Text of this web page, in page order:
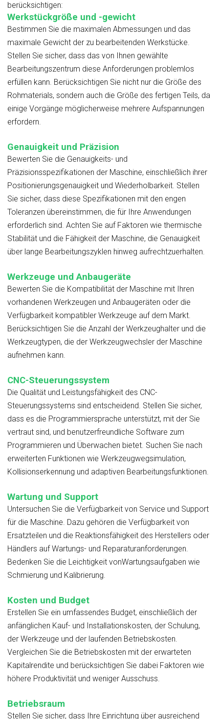
berücksichtigen:
Werkstückgröße und -gewicht
Bestimmen Sie die maximalen Abmessungen und das
maximale Gewicht der zu bearbeitenden Werkstücke.
Stellen Sie sicher, dass das von Ihnen gewählte
Bearbeitungszentrum diese Anforderungen problemlos
erfüllen kann. Berücksichtigen Sie nicht nur die Größe des
Rohmaterials, sondern auch die Größe des fertigen Teils, da
einige Vorgänge möglicherweise mehrere Aufspannungen
erfordern.
Genauigkeit und Präzision
Bewerten Sie die Genauigkeits- und
Präzisionsspezifikationen der Maschine, einschließlich ihrer
Positionierungsgenauigkeit und Wiederholbarkeit. Stellen
Sie sicher, dass diese Spezifikationen mit den engen
Toleranzen übereinstimmen, die für Ihre Anwendungen
erforderlich sind. Achten Sie auf Faktoren wie thermische
Stabilität und die Fähigkeit der Maschine, die Genauigkeit
über lange Bearbeitungszyklen hinweg aufrechtzuerhalten.
Werkzeuge und Anbaugeräte
Bewerten Sie die Kompatibilität der Maschine mit Ihren
vorhandenen Werkzeugen und Anbaugeräten oder die
Verfügbarkeit kompatibler Werkzeuge auf dem Markt.
Berücksichtigen Sie die Anzahl der Werkzeughalter und die
Werkzeugtypen, die der Werkzeugwechsler der Maschine
aufnehmen kann.
CNC-Steuerungssystem
Die Qualität und Leistungsfähigkeit des CNC-
Steuerungssystems sind entscheidend. Stellen Sie sicher,
dass es die Programmiersprache unterstützt, mit der Sie
vertraut sind, und benutzerfreundliche Software zum
Programmieren und Überwachen bietet. Suchen Sie nach
erweiterten Funktionen wie Werkzeugwegsimulation,
Kollisionserkennung und adaptiven Bearbeitungsfunktionen.
Wartung und Support
Untersuchen Sie die Verfügbarkeit von Service und Support
für die Maschine. Dazu gehören die Verfügbarkeit von
Ersatzteilen und die Reaktionsfähigkeit des Herstellers oder
Händlers auf Wartungs- und Reparaturanforderungen.
Bedenken Sie die Leichtigkeit vonWartungsaufgaben wie
Schmierung und Kalibrierung.
Kosten und Budget
Erstellen Sie ein umfassendes Budget, einschließlich der
anfänglichen Kauf- und Installationskosten, der Schulung,
der Werkzeuge und der laufenden Betriebskosten.
Vergleichen Sie die Betriebskosten mit der erwarteten
Kapitalrendite und berücksichtigen Sie dabei Faktoren wie
höhere Produktivität und weniger Ausschuss.
Betriebsraum
Stellen Sie sicher, dass Ihre Einrichtung über ausreichend